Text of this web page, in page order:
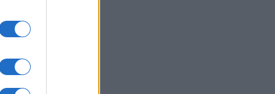
αστραπή του διοικητή της